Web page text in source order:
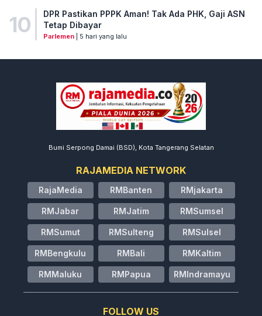
10
DPR Pastikan PPPK Aman! Tak Ada PHK, Gaji ASN
Tetap Dibayar
Parlemen| 5 hari yang lalu
Bumi Serpong Damai (BSD), Kota Tangerang Selatan
RAJAMEDIA NETWORK
RajaMedia RMBanten RMjakarta
RMJabar RMJatim RMSumsel
RMSumut RMSulteng RMSulsel
RMBengkulu RMBali RMKaltim
RMMaluku RMPapua RMIndramayu
FOLLOW US